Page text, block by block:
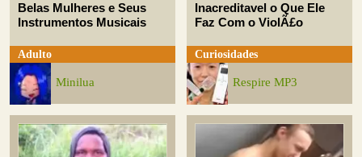
Belas Mulheres e Seus
Instrumentos Musicais
Adulto
Minilua
Inacreditavel o Que Ele
Faz Com o ViolÃ£o
Curiosidades
Respire MP3